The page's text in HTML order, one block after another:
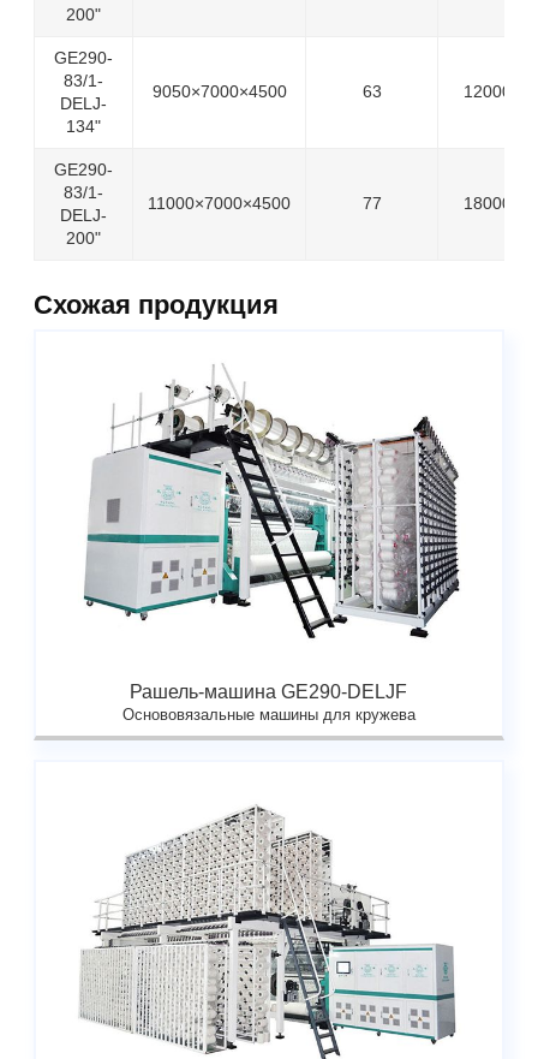
200"
GE290-
83/1-
DELJ-
134"
9050×7000×4500 63 12000
GE290-
83/1-
DELJ-
200"
11000×7000×4500 77 18000
Схожая продукция
Рашель-машина GE290-DELJF
Основовязальные машины для кружева